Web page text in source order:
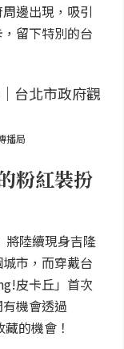
邊出現，吸引
留下特別的台
播局
粉紅裝扮
陸續現身吉隆
市，而穿戴台
皮卡丘」首次
機會透過
的機會！